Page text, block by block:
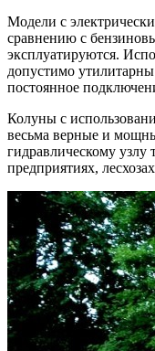
Модели с
сравнению с
эксплуатируются.
допустимо утилитарны
постоянное
Колуны с
весьма верные и
гидравлическому узлу
предприятиях,